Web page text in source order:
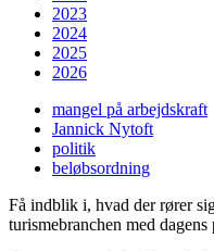
2023
2024
2025
2026
mangel på arbejdskraft
Jannick Nytoft
politik
beløbsordning
Få indblik i, hvad der rører
turismebranchen med dagens